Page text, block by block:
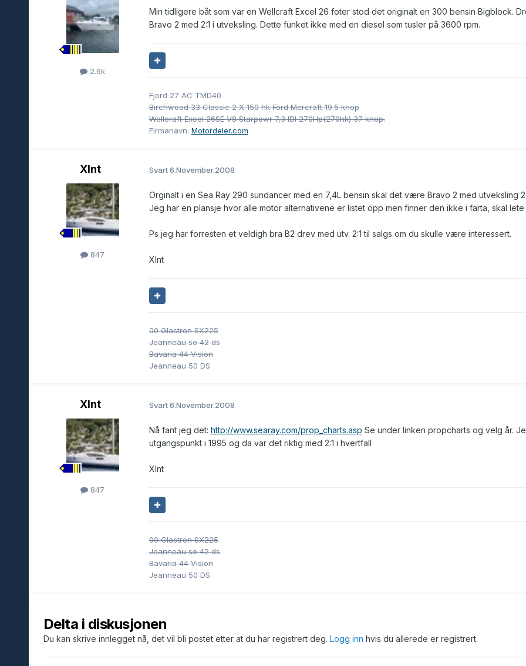
2.6k
Min tidligere båt som var en Wellcraft Excel 26 foter stod det originalt en 300 bensin Bigblock.
Bravo 2 med 2:1 i utveksling. Dette funket ikke med en diesel som tusler på 3600 rpm.
Fjord 27 AC TMD40
Birchwood 33 Classic 2 X 150 hk Ford Mercraft 19.5 knop
Wellcraft Excel 26SE V8 Starpowr 7,3 IDI 270Hp(270hk) 37 knop.
Firmanavn: Motordeler.com
Xlnt
847
Svart6.November.2008
Orginalt i en Sea Ray 290 sundancer med en 7,4L bensin skal det være Bravo 2 med utveksling
Jeg har en plansje hvor alle motor alternativene er listet opp men finner den ikke i farta, skal lete
Ps jeg har forresten et veldigh bra B2 drev med utv. 2:1 til salgs om du skulle være interessert.
Xlnt
00 Glastron SX225
Jeanneau so 42 ds
Bavaria 44 Vision
Jeanneau 50 DS
Xlnt
847
Svart6.November.2008
Nå fant jeg det: http://www.searay.com/prop_charts.asp Se under linken propcharts og velg år.
utgangspunkt i 1995 og da var det riktig med 2:1 i hvertfall
Xlnt
00 Glastron SX225
Jeanneau so 42 ds
Bavaria 44 Vision
Jeanneau 50 DS
Delta i diskusjonen
Du kan skrive innlegget nå, det vil bli postet etter at du har registrert deg. Logg inn hvis du allerede er registrert.